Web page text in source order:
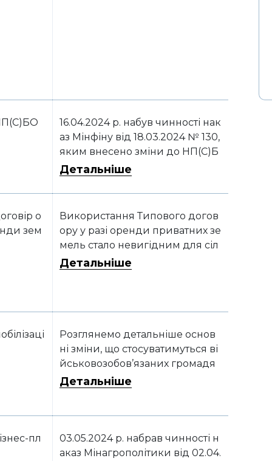
16.04.2024 р. набув чинності нак
аз Мінфіну від 18.03.2024 № 130,
яким внесено зміни до НП(С)Б
О 6 «Виправлення помилок і з
димо основні зміни
Детальніше
о
зем
Використання Типового догов
ору у разі оренди приватних зе
мель стало невигідним для сіл
ьгосппідприємст
Детальніше
Розглянемо детальніше основ
ні зміни, що стосуватимуться ві
йськовозобов’язаних громадя
н України та сільгосппідприєм
Детальніше
пл
03.05.2024 р. набрав чинності н
аказ Мінагрополітики від 02.04.